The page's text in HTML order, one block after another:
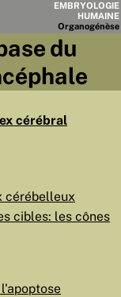
EMBRYOLOGIE
HUMAINE
Organogénèse
22
OBJECTIFS
PAGES
ACCUEIL
du
cérébral
cérébelleux
cibles: les cônes